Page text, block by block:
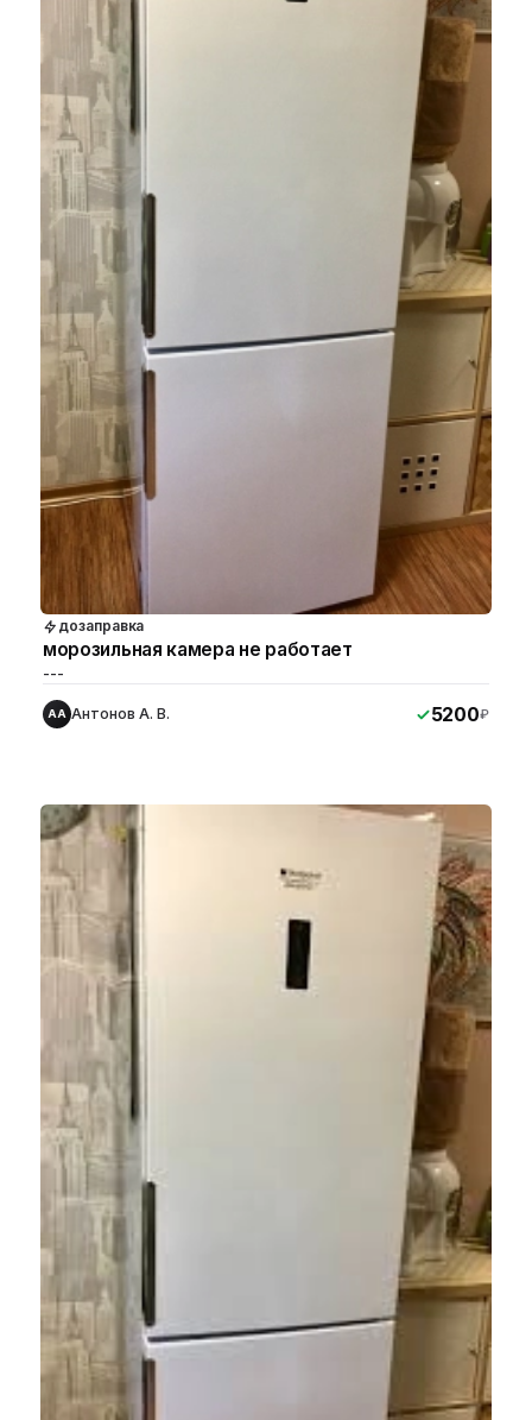
дозаправка
морозильная камера не работает
---
АА Антонов А. В. 5200₽